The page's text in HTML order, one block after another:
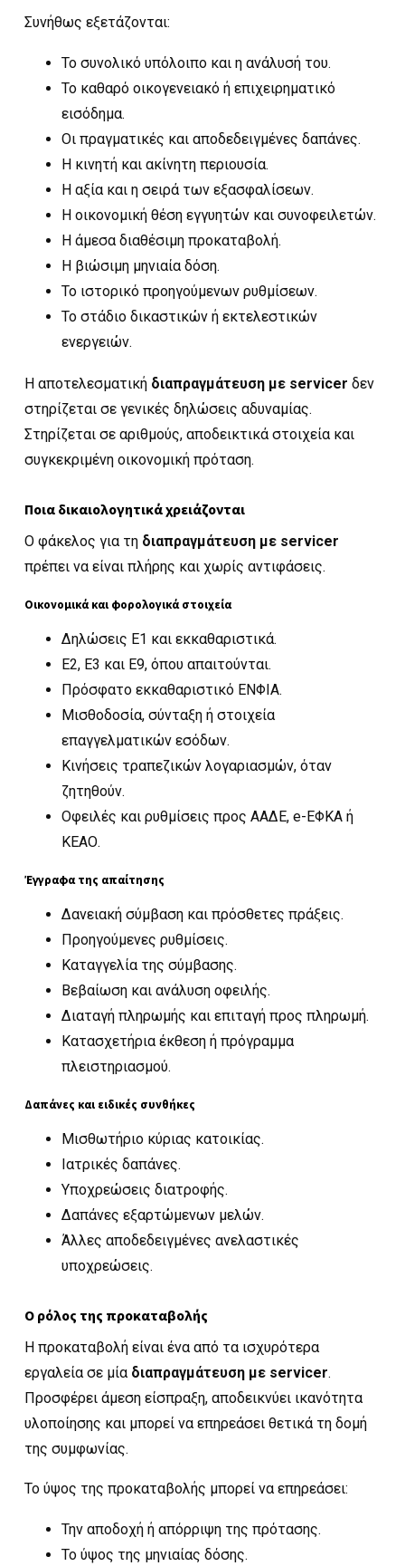
Συνήθως εξετάζονται:
Το συνολικό υπόλοιπο και η ανάλυσή του.
Το καθαρό οικογενειακό ή επιχειρηματικό
εισόδημα.
Οι πραγματικές και αποδεδειγμένες δαπάνες.
Η κινητή και ακίνητη περιουσία.
Η αξία και η σειρά των εξασφαλίσεων.
Η οικονομική θέση εγγυητών και συνοφειλετών.
Η άμεσα διαθέσιμη προκαταβολή.
Η βιώσιμη μηνιαία δόση.
Το ιστορικό προηγούμενων ρυθμίσεων.
Το στάδιο δικαστικών ή εκτελεστικών
ενεργειών.
Η αποτελεσματική διαπραγμάτευση με servicer δεν
στηρίζεται σε γενικές δηλώσεις αδυναμίας.
Στηρίζεται σε αριθμούς, αποδεικτικά στοιχεία και
συγκεκριμένη οικονομική πρόταση.
Ποια δικαιολογητικά χρειάζονται
Ο φάκελος για τη διαπραγμάτευση με servicer
πρέπει να είναι πλήρης και χωρίς αντιφάσεις.
Οικονομικά και φορολογικά στοιχεία
Δηλώσεις Ε1 και εκκαθαριστικά.
Ε2, Ε3 και Ε9, όπου απαιτούνται.
Πρόσφατο εκκαθαριστικό ΕΝΦΙΑ.
Μισθοδοσία, σύνταξη ή στοιχεία
επαγγελματικών εσόδων.
Κινήσεις τραπεζικών λογαριασμών, όταν
ζητηθούν.
Οφειλές και ρυθμίσεις προς ΑΑΔΕ, e-ΕΦΚΑ ή
ΚΕΑΟ.
Έγγραφα της απαίτησης
Δανειακή σύμβαση και πρόσθετες πράξεις.
Προηγούμενες ρυθμίσεις.
Καταγγελία της σύμβασης.
Βεβαίωση και ανάλυση οφειλής.
Διαταγή πληρωμής και επιταγή προς πληρωμή.
Κατασχετήρια έκθεση ή πρόγραμμα
πλειστηριασμού.
Δαπάνες και ειδικές συνθήκες
Μισθωτήριο κύριας κατοικίας.
Ιατρικές δαπάνες.
Υποχρεώσεις διατροφής.
Δαπάνες εξαρτώμενων μελών.
Άλλες αποδεδειγμένες ανελαστικές
υποχρεώσεις.
Ο ρόλος της προκαταβολής
Η προκαταβολή είναι ένα από τα ισχυρότερα
εργαλεία σε μία διαπραγμάτευση με servicer.
Προσφέρει άμεση είσπραξη, αποδεικνύει ικανότητα
υλοποίησης και μπορεί να επηρεάσει θετικά τη δομή
της συμφωνίας.
Το ύψος της προκαταβολής μπορεί να επηρεάσει:
Την αποδοχή ή απόρριψη της πρότασης.
Το ύψος της μηνιαίας δόσης.